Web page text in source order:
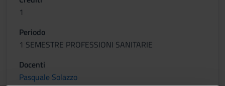
1
Periodo
1 SEMESTRE PROFESSIONI SANITARIE
Docenti
Pasquale Solazzo